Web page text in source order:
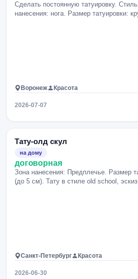
Сделать постоянную татуировку.
нанесения: нога. Размер татуировки:
Воронеж Красота
2026-07-07
Тату-олд скул
на дому
договорная
Зона нанесения: Предплечье. Размер
(до 5 см). Тату в стиле old school,
Санкт-Петербург Красота
2026-06-30